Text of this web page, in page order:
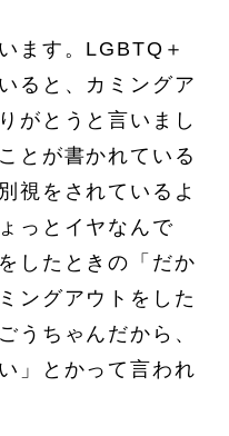
ます。LGBTQ＋
ると、カミングア
がとうと言いまし
とが書かれている
視をされているよ
っとイヤなんで
したときの「だか
ングアウトをした
うちゃんだから、
」とかって言われ